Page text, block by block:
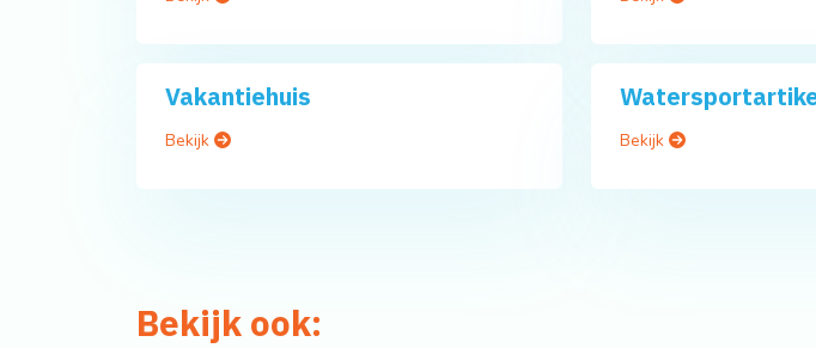
Vakantiehuis
Bekijk Bekijk
Bekijk ook: